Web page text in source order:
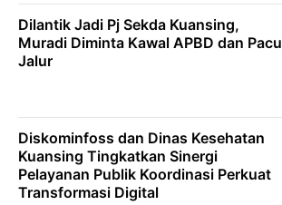
Dilantik Jadi Pj Sekda Kuansing,
Muradi Diminta Kawal APBD dan Pacu
Jalur
Diskominfoss dan Dinas Kesehatan
Kuansing Tingkatkan Sinergi
Pelayanan Publik Koordinasi Perkuat
Transformasi Digital